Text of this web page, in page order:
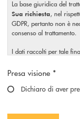
La base giuridica del
Sua richiesta, nel
GDPR, pertanto non è
consenso al trattamento.
I dati raccolti per tale
visionare l’informativa
Scegliere
Presa visione *
Dichiaro di aver